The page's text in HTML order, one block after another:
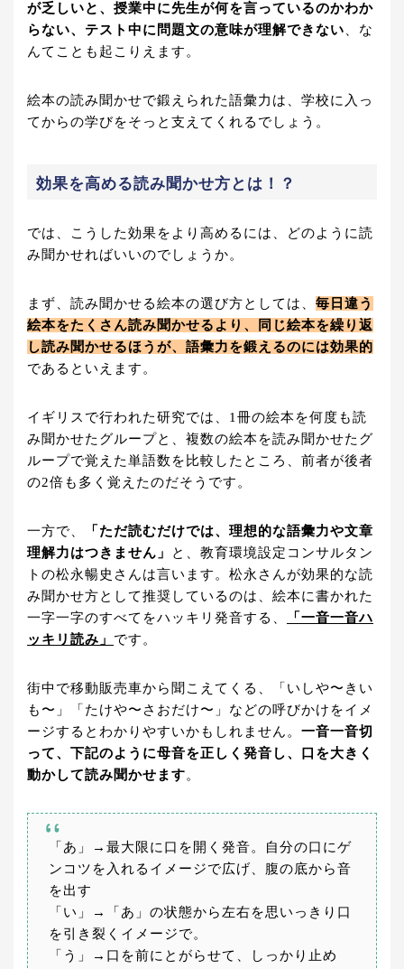
が乏しいと、授業中に先生が何を言っているのかわか
らない、テスト中に問題文の意味が理解できない 、な
んてことも起こりえます。
絵本の読み聞かせで鍛えられた語彙力は、学校に入っ
てからの学びをそっと支えてくれるでしょう。
効果を高める読み聞かせ方とは！？
では、こうした効果をより高めるには、どのように読
み聞かせればいいのでしょうか。
まず、読み聞かせる絵本の選び方としては、 毎日違う
絵本をたくさん読み聞かせるより、同じ絵本を繰り返
し読み聞かせるほうが、語彙力を鍛えるのには効果的
であるといえます。
イギリスで行われた研究では、1冊の絵本を何度も読
み聞かせたグループと、複数の絵本を読み聞かせたグ
ループで覚えた単語数を比較したところ、前者が後者
の2倍も多く覚えたのだそうです。
一方で、
「ただ読むだけでは、理想的な語彙力や文章
理解力はつきません」
と、教育環境設定コンサルタン
トの松永暢史さんは言います。松永さんが効果的な読
み聞かせ方として推奨しているのは、絵本に書かれた
一字一字のすべてをハッキリ発音する、
「一音一音ハ
ッキリ読み」 です。
街中で移動販売車から聞こえてくる、「いしや〜きい
も〜」「たけや〜さおだけ〜」などの呼びかけをイメ
ージするとわかりやすいかもしれません。 一音一音切
って、下記のように母音を正しく発音し、口を大きく
動かして読み聞かせます。
「あ」→最大限に口を開く発音。自分の口にゲ
ンコツを入れるイメージで広げ、腹の底から音
を出す
「い」→「あ」の状態から左右を思いっきり口
を引き裂くイメージで。
「う」→口を前にとがらせて、しっかり止め